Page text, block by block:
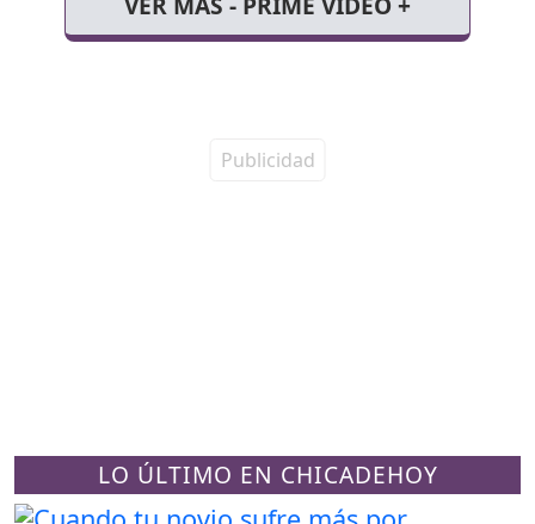
LO ÚLTIMO EN CHICADEHOY